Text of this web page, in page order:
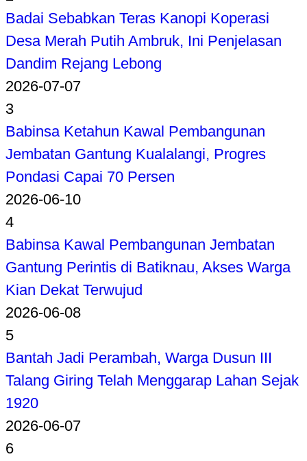
Badai Sebabkan Teras Kanopi Koperasi
Desa Merah Putih Ambruk, Ini Penjelasan
Dandim Rejang Lebong
2026-07-07
3
Babinsa Ketahun Kawal Pembangunan
Jembatan Gantung Kualalangi, Progres
Pondasi Capai 70 Persen
2026-06-10
4
Babinsa Kawal Pembangunan Jembatan
Gantung Perintis di Batiknau, Akses Warga
Kian Dekat Terwujud
2026-06-08
5
Bantah Jadi Perambah, Warga Dusun III
Talang Giring Telah Menggarap Lahan Sejak
1920
2026-06-07
6